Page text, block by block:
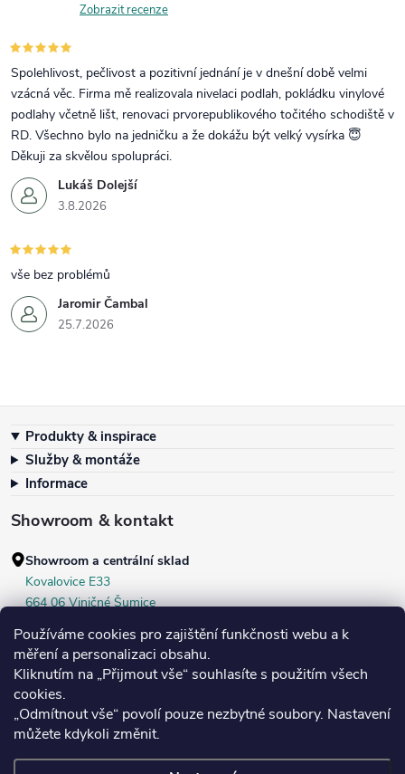
Používáme cookies pro zajištění funkčnosti webu a k
měření a personalizaci obsahu.
Kliknutím na „Přijmout vše“ souhlasíte s použitím všech
cookies.
„Odmítnout vše“ povolí pouze nezbytné soubory. Nastavení
můžete kdykoli změnit.
Zobrazit recenze
Lukáš Dolejší
3.8.2026
Spolehlivost, pečlivost a pozitivní jednání je v dnešní době velmi
vzácná věc. Firma mě realizovala nivelaci podlah, pokládku vinylové
podlahy včetně lišt, renovaci prvorepublikového točitého schodiště v
RD. Všechno bylo na jedničku a že dokážu být velký vysírka 😇
Děkuji za skvělou spolupráci.
Jaromir Čambal
25.7.2026
vše bez problémů
Produkty & inspirace
Služby & montáže
Informace
Showroom & kontakt
Showroom a centrální sklad
Kovalovice E33
664 06 Viničné Šumice
+420 604 536 499
Po–Pá:7:30–16:00
Středa:
Sobota:8:00–10:00